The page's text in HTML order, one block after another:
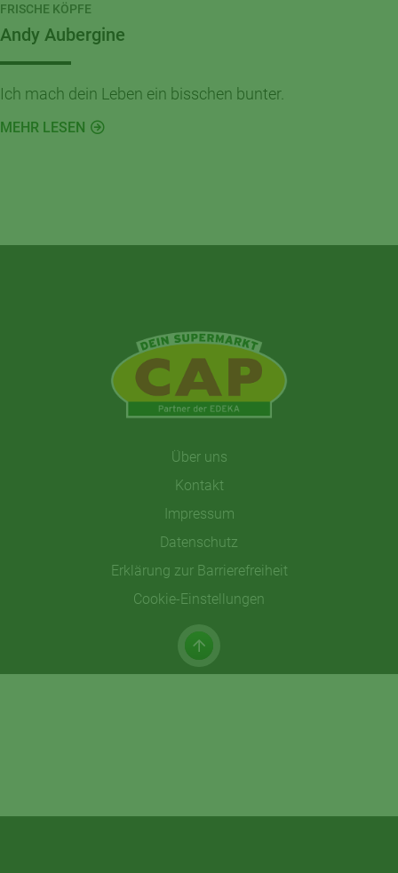
FRISCHE KÖPFE
Andy Aubergine
Ich mach dein Leben ein bisschen bunter.
MEHR LESEN
Über uns
Kontakt
Impressum
Datenschutz
Erklärung zur Barrierefreiheit
Cookie-Einstellungen